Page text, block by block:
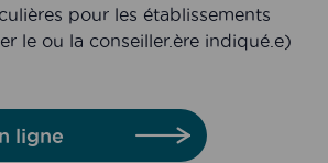
pour les établissements
le ou la conseiller.ère indiqué.e)
ligne